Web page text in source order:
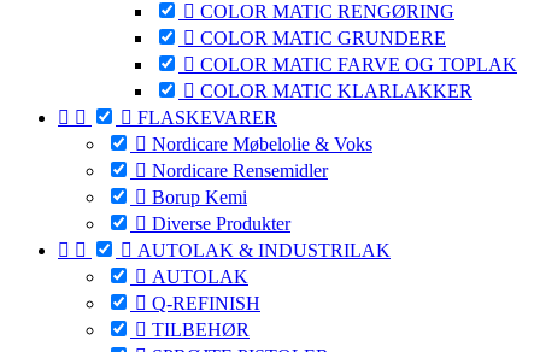
 COLOR MATIC RENGØRING
 COLOR MATIC GRUNDERE
 COLOR MATIC FARVE OG TOPLAK
 COLOR MATIC KLARLAKKER
   FLASKEVARER
 Nordicare Møbelolie & Voks
 Nordicare Rensemidler
 Borup Kemi
 Diverse Produkter
   AUTOLAK & INDUSTRILAK
 AUTOLAK
 Q-REFINISH
 TILBEHØR